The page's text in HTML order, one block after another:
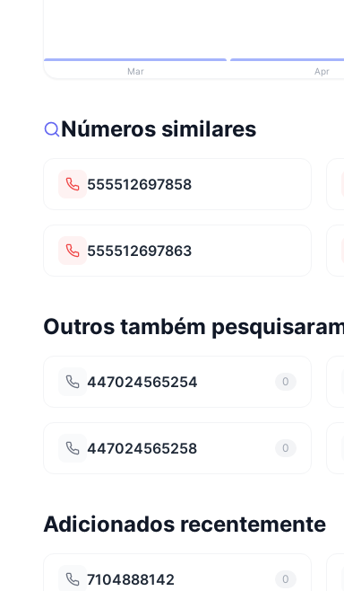
Mar Apr
Números similares
555512697858
555512697863
Outros também
447024565254 0
447024565258 0
Adicionados recentemente
7104888142 0